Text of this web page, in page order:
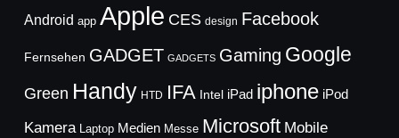
Android app Apple CES design Facebook
Fernsehen GADGET GADGETS Gaming Google
Green Handy HTD IFA Intel iPad iphone iPod
Kamera Laptop Medien Messe Microsoft Mobile